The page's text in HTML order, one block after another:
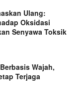
Ulang:
Oksidasi
Senyawa Toksik
Wajah,
Terjaga